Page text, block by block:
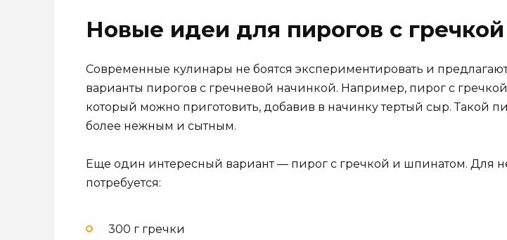
Новые идеи для пирогов с гречкой
Современные кулинары не боятся экспериментировать и
варианты пирогов с гречневой начинкой. Например, пирог с
который можно приготовить, добавив в начинку тертый сыр. Такой
более нежным и сытным.
Еще один интересный вариант — пирог с гречкой и шпинатом. Для
потребуется:
300 г гречки